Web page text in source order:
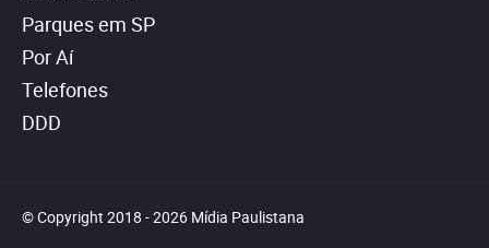
Parques em SP
Por Aí
Telefones
DDD
© Copyright 2018 - 2026 Mídia Paulistana